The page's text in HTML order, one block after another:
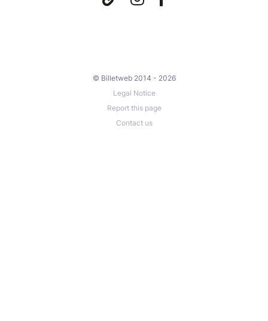
© Billetweb 2014 - 2026
Legal Notice
Report this page
Contact us